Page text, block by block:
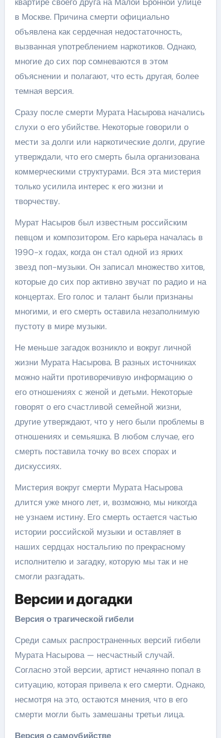
в Москве. Причина смерти официально
объявлена как сердечная недостаточность,
вызванная употреблением наркотиков. Однако,
многие до сих пор сомневаются в этом
объяснении и полагают, что есть другая, более
темная версия.
Сразу после смерти Мурата Насырова начались
слухи о его убийстве. Некоторые говорили о
мести за долги или наркотические долги, другие
утверждали, что его смерть была организована
коммерческими структурами. Вся эта мистерия
только усилила интерес к его жизни и
творчеству.
Мурат Насыров был известным российским
певцом и композитором. Его карьера началась в
1990-х годах, когда он стал одной из ярких
звезд поп-музыки. Он записал множество хитов,
которые до сих пор активно звучат по радио и на
концертах. Его голос и талант были признаны
многими, и его смерть оставила незаполнимую
пустоту в мире музыки.
Не меньше загадок возникло и вокруг личной
жизни Мурата Насырова. В разных источниках
можно найти противоречивую информацию о
его отношениях с женой и детьми. Некоторые
говорят о его счастливой семейной жизни,
другие утверждают, что у него были проблемы в
отношениях и семьяшка. В любом случае, его
смерть поставила точку во всех спорах и
дискуссиях.
Мистерия вокруг смерти Мурата Насырова
длится уже много лет, и, возможно, мы никогда
не узнаем истину. Его смерть остается частью
истории российской музыки и оставляет в
наших сердцах ностальгию по прекрасному
исполнителю и загадку, которую мы так и не
смогли разгадать.
Версии и догадки
Версия о трагической гибели
Среди самых распространенных версий гибели
Мурата Насырова — несчастный случай.
Согласно этой версии, артист нечаянно попал в
ситуацию, которая привела к его смерти. Однако,
несмотря на это, остаются мнения, что в его
смерти могли быть замешаны третьи лица.
Версия о самоубийстве